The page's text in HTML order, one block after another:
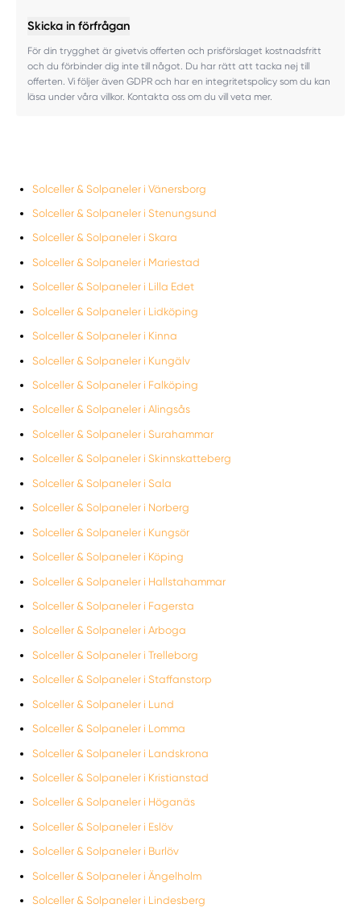
Skicka in förfrågan
För din trygghet är givetvis offerten och prisförslaget kostnadsfritt
och du förbinder dig inte till något. Du har rätt att tacka nej till
offerten. Vi följer även GDPR och har en integritetspolicy som du kan
läsa under våra villkor. Kontakta oss om du vill veta mer.
Solceller & Solpaneler i Vänersborg
Solceller & Solpaneler i Stenungsund
Solceller & Solpaneler i Skara
Solceller & Solpaneler i Mariestad
Solceller & Solpaneler i Lilla Edet
Solceller & Solpaneler i Lidköping
Solceller & Solpaneler i Kinna
Solceller & Solpaneler i Kungälv
Solceller & Solpaneler i Falköping
Solceller & Solpaneler i Alingsås
Solceller & Solpaneler i Surahammar
Solceller & Solpaneler i Skinnskatteberg
Solceller & Solpaneler i Sala
Solceller & Solpaneler i Norberg
Solceller & Solpaneler i Kungsör
Solceller & Solpaneler i Köping
Solceller & Solpaneler i Hallstahammar
Solceller & Solpaneler i Fagersta
Solceller & Solpaneler i Arboga
Solceller & Solpaneler i Trelleborg
Solceller & Solpaneler i Staffanstorp
Solceller & Solpaneler i Lund
Solceller & Solpaneler i Lomma
Solceller & Solpaneler i Landskrona
Solceller & Solpaneler i Kristianstad
Solceller & Solpaneler i Höganäs
Solceller & Solpaneler i Eslöv
Solceller & Solpaneler i Burlöv
Solceller & Solpaneler i Ängelholm
Solceller & Solpaneler i Lindesberg